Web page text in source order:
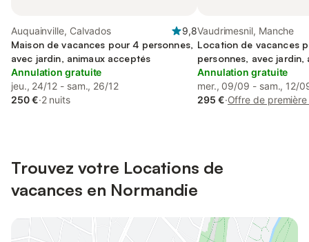
Auquainville, Calvados
9,8
Maison de vacances pour 4 personnes,
avec jardin, animaux acceptés
Annulation gratuite
jeu., 24/12 - sam., 26/12
250 €·2 nuits
Vaudrimesnil, Manche
Location de vacances
personnes, avec jardin,
familles
Annulation gratuite
mer., 09/09 - sam., 12/
295 €·Offre de
Trouvez votre Locations de
vacances en Normandie